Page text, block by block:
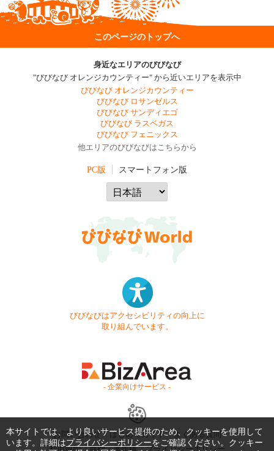
このページのトップへ
身近なエリアのびびなび
"びびなび オレンジカウンティー" から近いエリアを表示中
びびなび オレンジカウンティー
びびなび ロサンゼルス
びびなび サンディエゴ
びびなび ラスベガス
びびなび フェニックス
他エリアのびびなびはこちらから
PC版 スマートフォン版
びびなびはアクセシビリティの向上に
取り組んでいます。
- 企業向けサービス -
お問い合わせ はじめてガイド
よくある質問
利用規約
商標・著作権 プライバシーポリシー
本サイトでは、より良いサービス提供のため、クッキーを使用して
います。詳細はプライバシーポリシーをご確認ください。クッキー